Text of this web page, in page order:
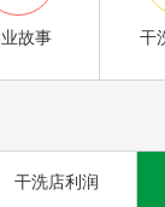
故事 干
干洗店利润